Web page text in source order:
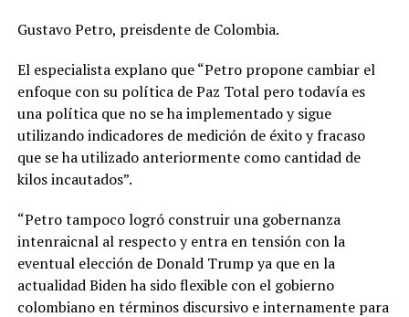
Gustavo Petro, preisdente de Colombia.
El especialista explano que “Petro propone cambiar el
enfoque con su política de Paz Total pero todavía es
una política que no se ha implementado y sigue
utilizando indicadores de medición de éxito y fracaso
que se ha utilizado anteriormente como cantidad de
kilos incautados”.
“Petro tampoco logró construir una gobernanza
intenraicnal al respecto y entra en tensión con la
eventual elección de Donald Trump ya que en la
actualidad Biden ha sido flexible con el gobierno
colombiano en términos discursivo e internamente para